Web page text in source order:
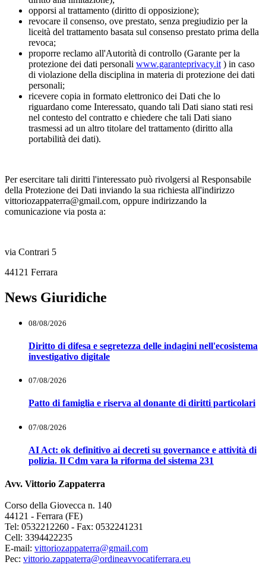
opporsi al trattamento (diritto di opposizione);
revocare il consenso, ove prestato, senza pregiudizio per la
liceità del trattamento basata sul consenso prestato prima della
revoca;
proporre reclamo all'Autorità di controllo (Garante per la
protezione dei dati personali www.garanteprivacy.it ) in caso
di violazione della disciplina in materia di protezione dei dati
personali;
ricevere copia in formato elettronico dei Dati che lo
riguardano come Interessato, quando tali Dati siano stati resi
nel contesto del contratto e chiedere che tali Dati siano
trasmessi ad un altro titolare del trattamento (diritto alla
portabilità dei dati).
Per esercitare tali diritti l'interessato può rivolgersi al Responsabile
della Protezione dei Dati inviando la sua richiesta all'indirizzo
vittoriozappaterra@gmail.com, oppure indirizzando la
comunicazione via posta a:
via Contrari 5
44121 Ferrara
News Giuridiche
08/08/2026
Diritto di difesa e segretezza delle indagini nell'ecosistema
investigativo digitale
07/08/2026
Patto di famiglia e riserva al donante di diritti particolari
07/08/2026
AI Act: ok definitivo ai decreti su governance e attività di
polizia. Il Cdm vara la riforma del sistema 231
Avv. Vittorio Zappaterra
Corso della Giovecca n. 140
44121 - Ferrara (FE)
Tel: 0532212260 - Fax: 0532241231
Cell: 3394422235
E-mail: vittoriozappaterra@gmail.com
Pec: vittorio.zappaterra@ordineavvocatiferrara.eu